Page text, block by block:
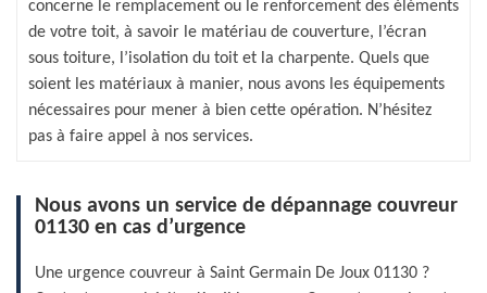
concerne le remplacement ou le renforcement des éléments
de votre toit, à savoir le matériau de couverture, l’écran
sous toiture, l’isolation du toit et la charpente. Quels que
soient les matériaux à manier, nous avons les équipements
nécessaires pour mener à bien cette opération. N’hésitez
pas à faire appel à nos services.
Nous avons un service de dépannage couvreur
01130 en cas d’urgence
Une urgence couvreur à Saint Germain De Joux 01130 ?